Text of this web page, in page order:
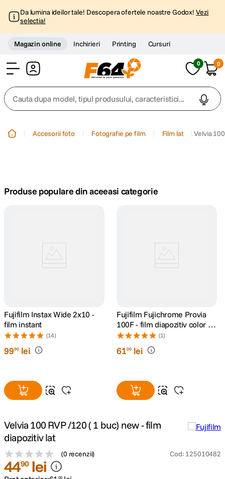
Da lumina ideilor tale! Descopera ofertele noastre Godox! Vezi
selectia!
Magazin online Inchirieri Printing Cursuri
0 0
Cauta dupa model, tipul produsului, caracteristici...
trepied telefon
canon sx740 hs
lavaliera
card memorie
dji mic mini
Accesorii foto Fotografie pe film Film lat Velvia
Produse populare din aceeasi categorie
Fujifilm Instax Wide 2x10 -
film instant
(14)
9990 lei
Fujifilm Fujichrome Provia
100F - film diapozitiv color lat
(ISO 100, 120) 1 BUC
(1)
6100 lei
Velvia 100 RVP /120 ( 1 buc) new - film
diapozitiv lat
(0 recenzii) Cod: 125010482
4490 lei
00